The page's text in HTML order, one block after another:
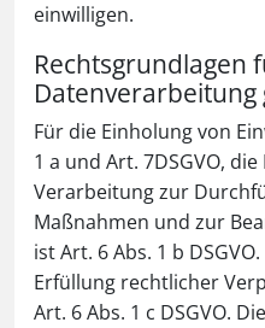
einwilligen.
Rechtsgrundlagen
Datenverarbeitung
Für die Einholung von
1 a und Art. 7DSGVO,
Verarbeitung zur
Maßnahmen und zur
ist Art. 6 Abs. 1 b
Erfüllung rechtlicher
Art. 6 Abs. 1 c DSGVO.